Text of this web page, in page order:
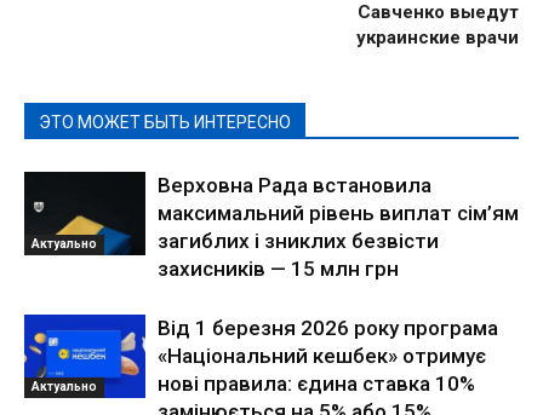
Савченко выедут
украинские врачи
ЭТО МОЖЕТ БЫТЬ ИНТЕРЕСНО
Актуально
Верховна Рада встановила
максимальний рівень виплат сім’ям
загиблих і зниклих безвісти
захисників — 15 млн грн
Актуально
Від 1 березня 2026 року програма
«Національний кешбек» отримує
нові правила: єдина ставка 10%